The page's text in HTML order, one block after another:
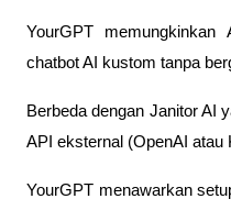
YourGPT memungkinkan
chatbot AI kustom tanpa
Berbeda dengan Janitor AI
API eksternal (OpenAI atau
YourGPT menawarkan